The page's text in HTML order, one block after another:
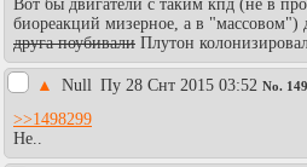
Вот бы двигатели с таким кпд (не в
биореакций мизерное, а в "массовом")
друга поубивали Плутон
▲ Null Пy 28 Снт 2015 03:52 No.
>>1498299
Не..